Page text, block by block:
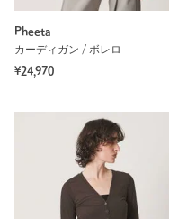
Pheeta
カーディガン / ボレロ
¥24,970